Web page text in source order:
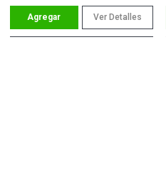
Ver Detalles